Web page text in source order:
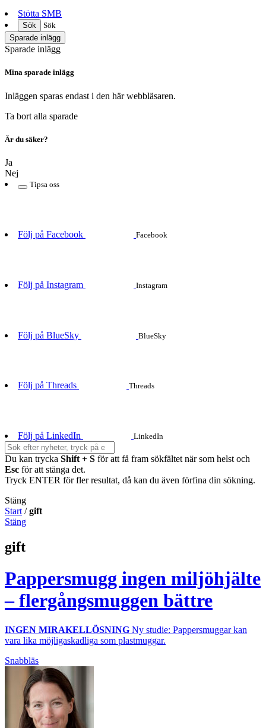
Stötta SMB
Sök
Sök
Sparade inlägg
Sparade inlägg
Mina sparade inlägg
Inläggen sparas endast i den här webbläsaren.
Ta bort alla sparade
Är du säker?
Ja
Nej
Tipsa oss
Följ på Facebook Facebook
Följ på Instagram Instagram
Följ på BlueSky BlueSky
Följ på Threads Threads
Följ på LinkedIn LinkedIn
Du kan trycka Shift + S för att få fram sökfältet när som helst och
Esc för att stänga det.
Tryck ENTER för fler resultat, då kan du även förfina din sökning.
Stäng
Start /gift
Stäng
gift
Pappersmugg ingen miljöhjälte
– flergångsmuggen bättre
INGEN MIRAKELLÖSNING Ny studie: Pappersmuggar kan
vara lika möjligaskadliga som plastmuggar.
Snabbläs